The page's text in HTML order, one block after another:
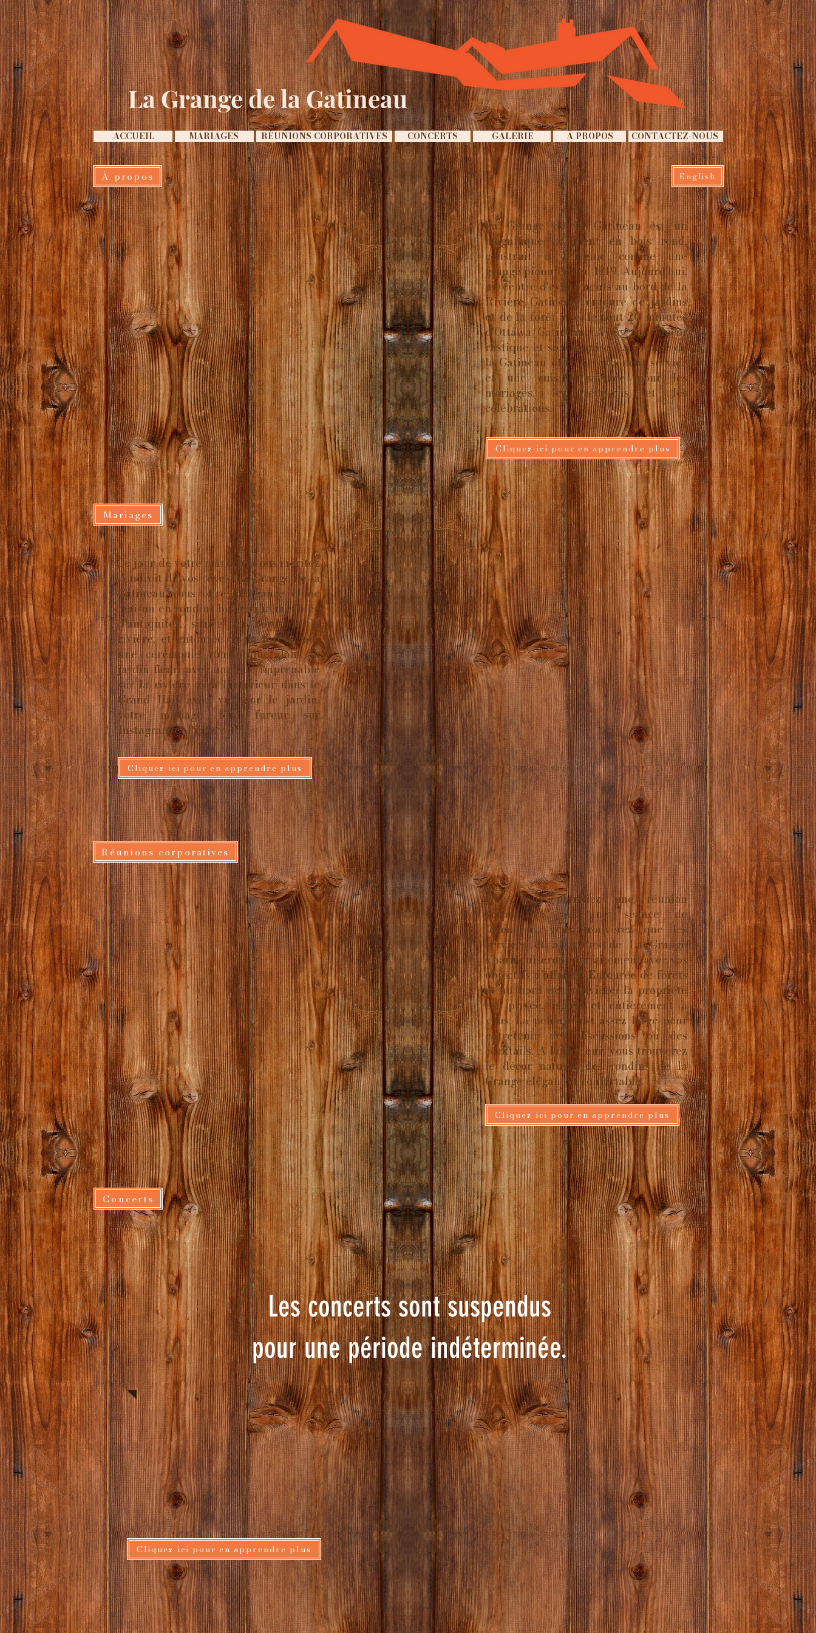
La Grange de la Gatineau
ACCUEIL MARIAGES RÉUNIONS CORPORATIVES CONCERTS GALERIE À PROPOS CONTACTEZ-NOUS
À propos English
La Grange de la Gatineau est un
magnifique bâtiment en bois rond,
construit à l'origine comme une
grange pionnière en 1819. Aujourd'hui,
un centre d'événements au bord de la
Rivière Gatineau, entouré de jardins
et de la forêt à seulement 20 minutes
d'Ottawa/Gatineau. Avec son décor
rustique et son histoire, La Grange de
la Gatineau offre un excellent service
et une cuisine raffinée pour les
mariages, les réunions et les
célébrations.
Cliquez-ici pour en apprendre plus
Mariages
​Le jour de votre mariage, vous méritez
l'endroit de vos rêves! La Grange de la
Gatineau vous offre l’élégance d’une
maison en rondins historique meublée
d’antiquités, située au bord de la
rivière, et entourée de la forêt. Pour
une cérémonie romantique dans le
jardin fleuri avec une vue imprenable
sur la rivière ou à l'intérieur dans le
Grand Hall avec vue sur le jardin,
votre mariage fera fureur sur
Instagram et Pinterest!
Cliquez-ici pour en apprendre plus
Réunions corporatives
Que vous planifiez une réunion
corporative ou une séance de
formation, vous trouverez que les
services et alentours de La Grange
s’harmoniseront parfaitement avec vos
objectifs d’affaires. Entourée de forêts
et au bord de la rivière, la propriété
est privée, isolée et entièrement à
vous. La pelouse est assez large pour
entretenir des discussions ou des
cocktails. A l’intérieur, vous trouverez
le décor naturel des rondins de la
Grange élégant et confortable.
Cliquez-ici pour en apprendre plus
Cliquez-ici pour en apprendre plus
Concerts
Les concerts sont suspendus
pour une période indéterminée.